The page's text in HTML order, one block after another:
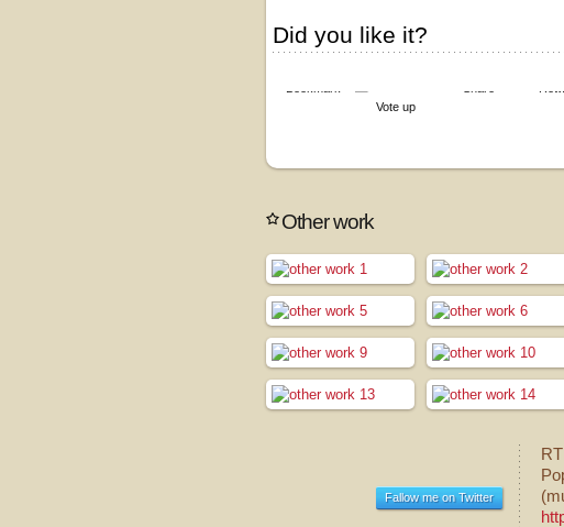
Did you like it?
Vote up
Other work
Fallow me on Twitter